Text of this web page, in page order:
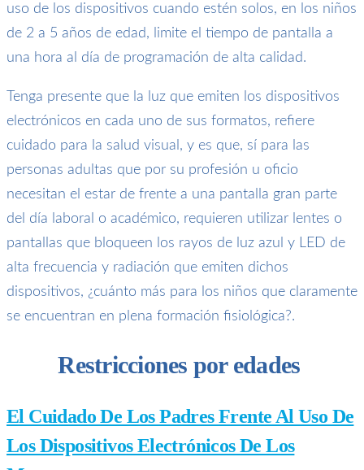
uso de los dispositivos cuando estén solos, en los niños
de 2 a 5 años de edad, limite el tiempo de pantalla a
una hora al día de programación de alta calidad.
Tenga presente que la luz que emiten los dispositivos
electrónicos en cada uno de sus formatos, refiere
cuidado para la salud visual, y es que, sí para las
personas adultas que por su profesión u oficio
necesitan el estar de frente a una pantalla gran parte
del día laboral o académico, requieren utilizar lentes o
pantallas que bloqueen los rayos de luz azul y LED de
alta frecuencia y radiación que emiten dichos
dispositivos, ¿cuánto más para los niños que claramente
se encuentran en plena formación fisiológica?.
Restricciones por edades
El Cuidado De Los Padres Frente Al Uso De
Los Dispositivos Electrónicos De Los